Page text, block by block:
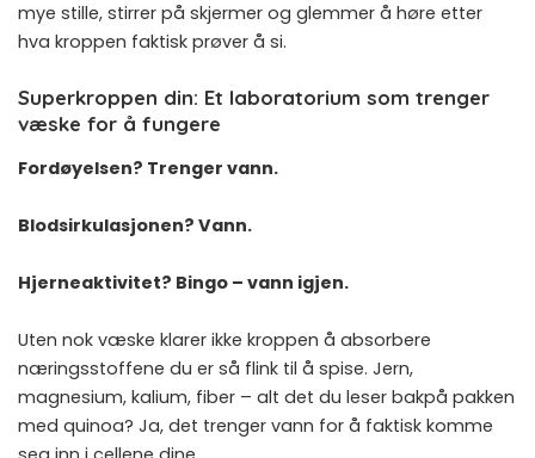
mye stille, stirrer på skjermer og glemmer å høre etter
hva kroppen faktisk prøver å si.
Superkroppen din: Et laboratorium som trenger
væske for å fungere
Fordøyelsen? Trenger vann.
Blodsirkulasjonen? Vann.
Hjerneaktivitet? Bingo – vann igjen.
Uten nok væske klarer ikke kroppen å absorbere
næringsstoffene du er så flink til å spise. Jern,
magnesium, kalium, fiber – alt det du leser bakpå pakken
med quinoa? Ja, det trenger vann for å faktisk komme